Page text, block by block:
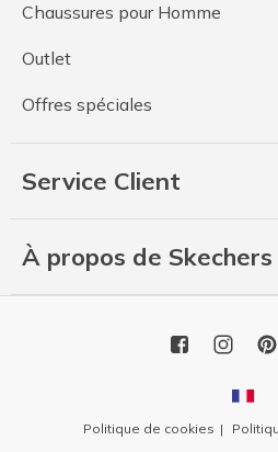
Chaussures pour Homme
Outlet
Offres spéciales
Service Client
À propos de Skechers
Politique de cookies